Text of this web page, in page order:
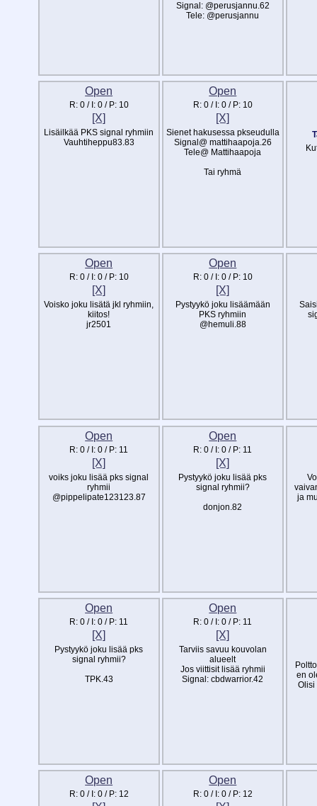
Signal: @perusjannu.62
Tele: @perusjannu
Open
R: 0/ I: 0/ P: 10
[X]
Lisäilkää PKS signal ryhmiin
Vauhtiheppu83.83
Open
R: 0/ I: 0/ P: 10
[X]
Sienet hakusessa pkseudulla
Signal@ mattihaapoja.26
Tele@ Mattihaapoja
Tai ryhmä
Open
R: 0/ I: 0/ P: 10
[X]
Voisko joku lisätä jkl ryhmiin,
kiitos!
jr2501
Open
R: 0/ I: 0/ P: 10
[X]
Pystyykö joku lisäämään
PKS ryhmiin
@hemuli.88
Open
R:0 / I:0 / P: 11
[X]
voiks joku lisää pks signal
ryhmii
@pippelipate123123.87
Open
R:0 / I:0 / P: 11
[X]
Pystyykö joku lisää pks
signal ryhmii?
donjon.82
ja
Open
R:0 / I:0 / P: 11
[X]
Pystyykö joku lisää pks
signal ryhmii?
TPK.43
Open
R:0 / I:0 / P: 11
[X]
Tarviis savuu kouvolan
alueelt
Jos viittisit lisää ryhmii
Signal: cbdwarrior.42
en
Olisi
Open
R: 0/ I: 0/ P: 12
Open
R: 0/ I: 0/ P: 12